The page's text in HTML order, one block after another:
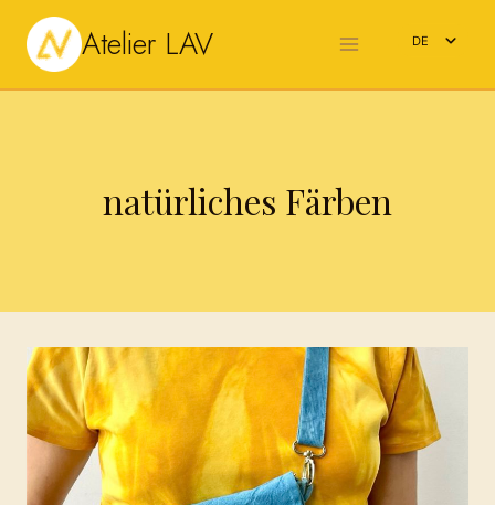
Inhalt
springen
Atelier LAV
DE
natürliches Färben